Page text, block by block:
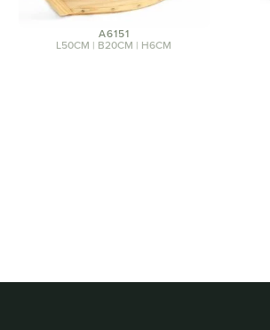
A6151
L50CM | B20CM | H6CM